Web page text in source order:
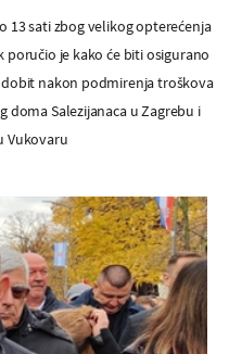
13 sati zbog velikog opterećenja
poručio je kako će biti osigurano
dobit nakon podmirenja troškova
doma Salezijanaca u Zagrebu i
Vukovaru